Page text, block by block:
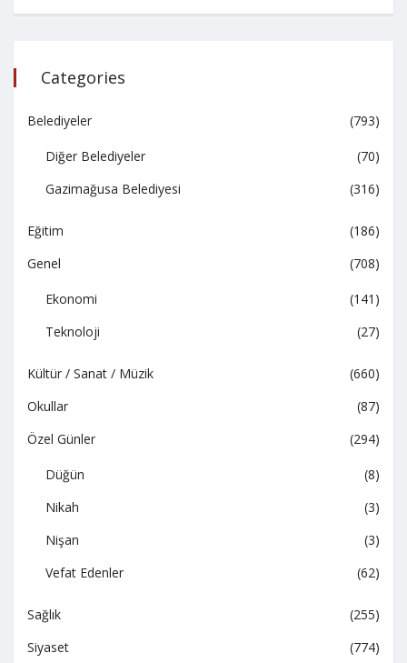
Categories
Belediyeler (793)
Diğer Belediyeler
(70)
Gazimağusa Belediyesi
(316)
Eğitim
(186)
Genel
(708)
Ekonomi
(141)
Teknoloji
(27)
Kültür / Sanat / Müzik
(660)
Okullar
(87)
Özel Günler
(294)
Düğün
(8)
Nikah
(3)
Nişan
(3)
Vefat Edenler
(62)
Sağlık
(255)
Siyaset
(774)